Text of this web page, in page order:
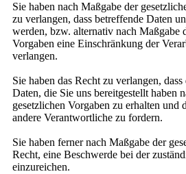
Sie haben nach Maßgabe der
zu verlangen, dass betreffende Daten
werden, bzw. alternativ nach Maßgabe
Vorgaben eine Einschränkung der
verlangen.
Sie haben das Recht zu verlangen,
Daten, die Sie uns bereitgestellt haben
gesetzlichen Vorgaben zu erhalten und
andere Verantwortliche zu fordern.
Sie haben ferner nach Maßgabe der
Recht, eine Beschwerde bei der
einzureichen.